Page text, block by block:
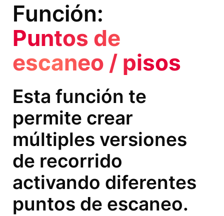
Función:
Puntos de
escaneo / pisos
Esta función te
permite crear
múltiples versiones
de recorrido
activando diferentes
puntos de escaneo.